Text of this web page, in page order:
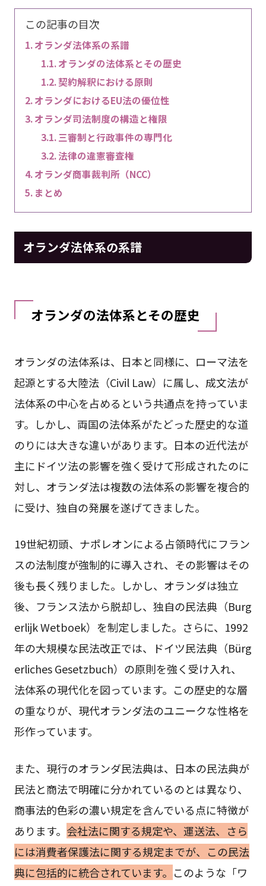
この記事の目次
オランダ法体系の系譜
オランダの法体系とその歴史
契約解釈における原則
オランダにおけるEU法の優位性
オランダ司法制度の構造と権限
三審制と行政事件の専門化
法律の違憲審査権
オランダ商事裁判所（NCC）
まとめ
オランダ法体系の系譜
オランダの法体系とその歴史
オランダの法体系は、日本と同様に、ローマ法を
起源とする大陸法（Civil Law）に属し、成文法が
法体系の中心を占めるという共通点を持っていま
す。しかし、両国の法体系がたどった歴史的な道
のりには大きな違いがあります。日本の近代法が
主にドイツ法の影響を強く受けて形成されたのに
対し、オランダ法は複数の法体系の影響を複合的
に受け、独自の発展を遂げてきました。
19世紀初頭、ナポレオンによる占領時代にフラン
スの法制度が強制的に導入され、その影響はその
後も長く残りました。しかし、オランダは独立
後、フランス法から脱却し、独自の民法典（Burg
erlijk Wetboek）を制定しました。さらに、1992
年の大規模な民法改正では、ドイツ民法典（Bürg
erliches Gesetzbuch）の原則を強く受け入れ、
法体系の現代化を図っています。この歴史的な層
の重なりが、現代オランダ法のユニークな性格を
形作っています。
また、現行のオランダ民法典は、日本の民法典が
民法と商法で明確に分かれているのとは異なり、
商事法的色彩の濃い規定を含んでいる点に特徴が
あります。 会社法に関する規定や、運送法、さら
には消費者保護法に関する規定までが、この民法
典に包括的に統合されています。 このような「ワ